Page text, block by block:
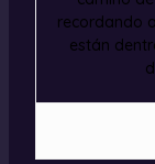
recordando
están